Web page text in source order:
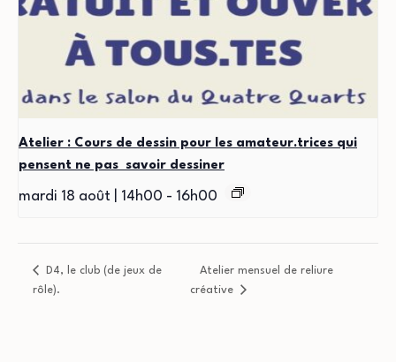
Atelier : Cours de dessin pour les amateur.trices qui
pensent ne pas savoir dessiner
mardi 18 août | 14h00 - 16h00
D4, le club (de jeux de
rôle).
Atelier mensuel de reliure
créative